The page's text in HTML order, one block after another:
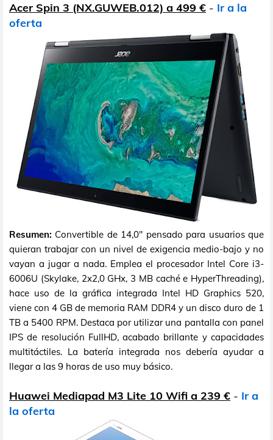
Acer Spin 3 (NX.GUWEB.012) a 499 € - Ir a la
oferta
Resumen: Convertible de 14,0" pensado para usuarios que
quieran trabajar con un nivel de exigencia medio-bajo y no
vayan a jugar a nada. Emplea el procesador Intel Core i3-
6006U (Skylake, 2x2,0 GHx, 3 MB caché e HyperThreading),
hace uso de la gráfica integrada Intel HD Graphics 520,
viene con 4 GB de memoria RAM DDR4 y un disco duro de 1
TB a 5400 RPM. Destaca por utilizar una pantalla con panel
IPS de resolución FullHD, acabado brillante y capacidades
multitáctiles. La batería integrada nos debería ayudar a
llegar a las 9 horas de uso muy básico.
Huawei Mediapad M3 Lite 10 Wifi a 239 € - Ir a
la oferta